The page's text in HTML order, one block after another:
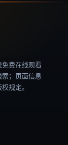
免费在线观看
；页面信息
规定。